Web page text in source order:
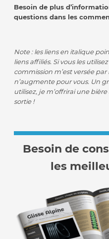
Besoin de plus
questions dans les
Note : les liens en italique
liens affiliés. Si vous les
commission m’est versée
n’augmente pour vous. Un
utilisez, je m’offrirai une
sortie !
Besoin de
les